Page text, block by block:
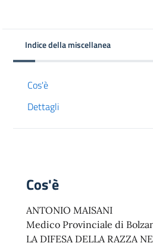
Indice della miscellanea
Cos'è
Dettagli
Cos'è
ANTONIO MAISANI
Medico Provinciale di
LA DIFESA DELLA RAZZA